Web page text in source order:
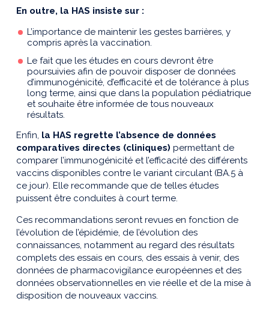
En outre, la HAS insiste sur :
L’importance de maintenir les gestes barrières, y
compris après la vaccination.
Le fait que les études en cours devront être
poursuivies afin de pouvoir disposer de données
d’immunogénicité, d’efficacité et de tolérance à plus
long terme, ainsi que dans la population pédiatrique
et souhaite être informée de tous nouveaux
résultats.
Enfin, la HAS regrette l’absence de données
comparatives directes (cliniques) permettant de
comparer l’immunogénicité et l’efficacité des différents
vaccins disponibles contre le variant circulant (BA.5 à
ce jour). Elle recommande que de telles études
puissent être conduites à court terme.
Ces recommandations seront revues en fonction de
l’évolution de l’épidémie, de l’évolution des
connaissances, notamment au regard des résultats
complets des essais en cours, des essais à venir, des
données de pharmacovigilance européennes et des
données observationnelles en vie réelle et de la mise à
disposition de nouveaux vaccins.